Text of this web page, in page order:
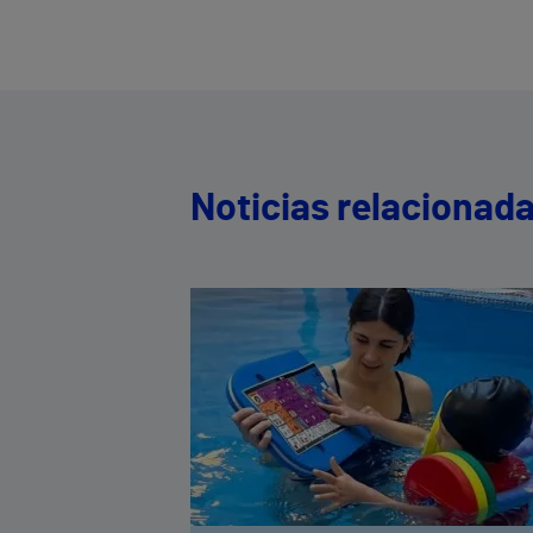
Noticias